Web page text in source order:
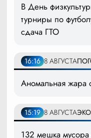
В День
турниры по
сдача ГТО
16:16 8 АВГУСТА
Аномальная жара
15:19 8 АВГУСТА
132 мешка